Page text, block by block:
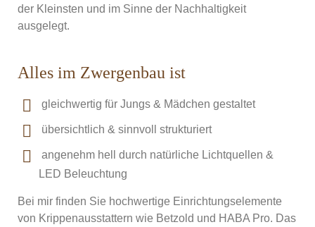
der Kleinsten und im Sinne der Nachhaltigkeit
ausgelegt.
Alles im Zwergenbau ist
gleichwertig für Jungs & Mädchen gestaltet
übersichtlich & sinnvoll strukturiert
angenehm hell durch natürliche Lichtquellen &
LED Beleuchtung
Bei mir finden Sie hochwertige Einrichtungselemente
von Krippenausstattern wie Betzold und HABA Pro. Das